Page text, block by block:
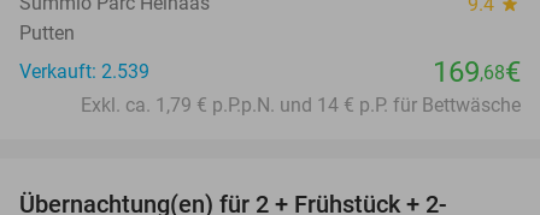
Putten
Verkauft: 2.539
169,68€
Exkl. ca. 1,79 € p.P.p.N. und 14 € p.P. für Bettwäsche
Übernachtung(en) für 2 + Frühstück + 2-